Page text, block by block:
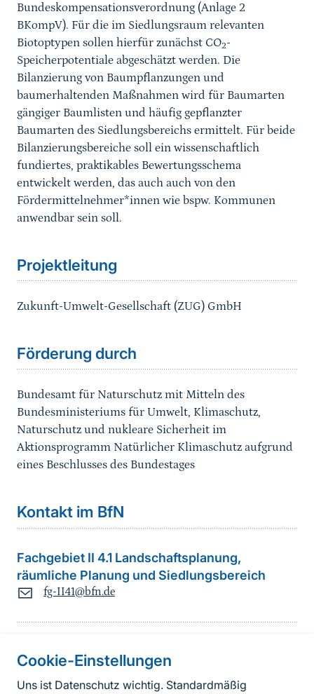
Cookie-Einstellungen
Uns ist Datenschutz wichtig. Standardmäßig
Bundeskompensationsverordnung (Anlage 2
BKompV). Für die im Siedlungsraum relevanten
Biotoptypen sollen hierfür zunächst CO2-
Speicherpotentiale abgeschätzt werden. Die
Bilanzierung von Baumpflanzungen und
baumerhaltenden Maßnahmen wird für Baumarten
gängiger Baumlisten und häufig gepflanzter
Baumarten des Siedlungsbereichs ermittelt. Für beide
Bilanzierungsbereiche soll ein wissenschaftlich
fundiertes, praktikables Bewertungsschema
entwickelt werden, das auch auch von den
Fördermittelnehmer*innen wie bspw. Kommunen
anwendbar sein soll.
Sprungmarke
Projektleitung
Zukunft-Umwelt-Gesellschaft (ZUG) GmbH
Förderung durch
Bundesamt für Naturschutz mit Mitteln des
Bundesministeriums für Umwelt, Klimaschutz,
Naturschutz und nukleare Sicherheit im
Aktionsprogramm Natürlicher Klimaschutz aufgrund
eines Beschlusses des Bundestages
Kontakt im BfN
Fachgebiet II 4.1 Landschaftsplanung,
räumliche Planung und Siedlungsbereich
fg-II41@bfn.de
Informationen zur Seite